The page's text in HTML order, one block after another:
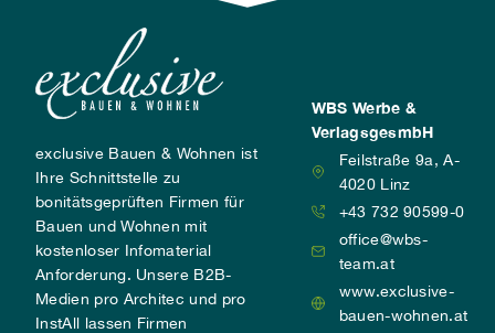
exclusive Bauen & Wohnen ist
Ihre Schnittstelle zu
bonitätsgeprüften Firmen für
Bauen und Wohnen mit
kostenloser Infomaterial
Anforderung. Unsere B2B-
Medien pro Architec und pro
InstAll lassen Firmen
WBS Werbe &
VerlagsgesmbH
Feilstraße 9a, A-
4020 Linz
+43 732 90599-0
office@wbs-
team.at
www.exclusive-
bauen-wohnen.at